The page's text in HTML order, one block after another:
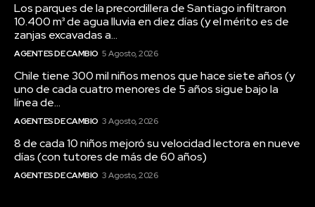
Los parques de la precordillera de Santiago infiltraron
10.400 m³ de agua lluvia en diez días (y el mérito es de
zanjas excavadas a...
AGENTES DE CAMBIO 5 Agosto, 2026
Chile tiene 300 mil niños menos que hace siete años (y
uno de cada cuatro menores de 5 años sigue bajo la
línea de...
AGENTES DE CAMBIO 3 Agosto, 2026
8 de cada 10 niños mejoró su velocidad lectora en nueve
días (con tutores de más de 60 años)
AGENTES DE CAMBIO 3 Agosto, 2026